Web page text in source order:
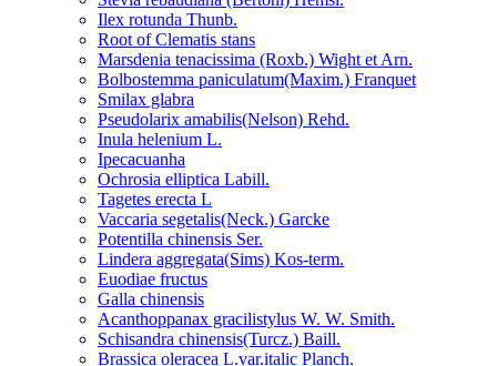
Ilex rotunda Thunb.
Root of Clematis stans
Marsdenia tenacissima (Roxb.) Wight et Arn.
Bolbostemma paniculatum(Maxim.) Franquet
Smilax glabra
Pseudolarix amabilis(Nelson) Rehd.
Inula helenium L.
Ipecacuanha
Ochrosia elliptica Labill.
Tagetes erecta L
Vaccaria segetalis(Neck.) Garcke
Potentilla chinensis Ser.
Lindera aggregata(Sims) Kos-term.
Euodiae fructus
Galla chinensis
Acanthoppanax gracilistylus W. W. Smith.
Schisandra chinensis(Turcz.) Baill.
Brassica oleracea L.var.italic Planch.